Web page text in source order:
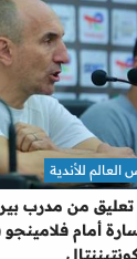
من مدرب
أمام
العالم للأندية